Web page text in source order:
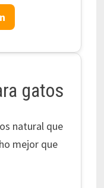
gatos
natural que
mejor que